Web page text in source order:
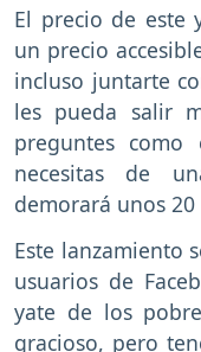
El precio de este
un precio
incluso juntarte
les pueda salir
preguntes
necesitas de
demorará unos
Este lanzamiento
usuarios de
yate de los
gracioso, pero